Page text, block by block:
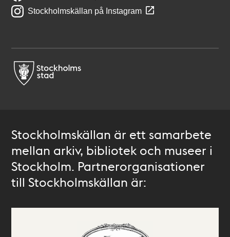
Stockholmskällan på Instagram
Stockholmskällan är ett samarbete
mellan arkiv, bibliotek och museer i
Stockholm. Partnerorganisationer
till Stockholmskällan är: